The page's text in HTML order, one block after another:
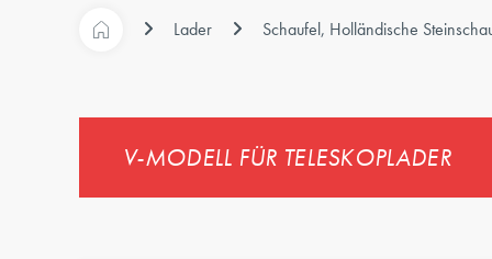
Lader Schaufel, Holländische
V-MODELL FÜR TELESKOPLADER